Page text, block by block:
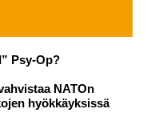
Psy-Op?
NATOn
hyökkäyksissä